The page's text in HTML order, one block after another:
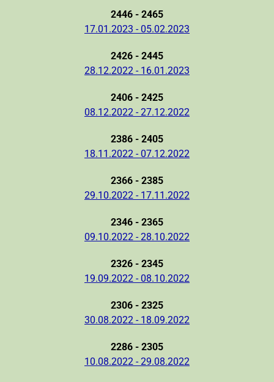
2446 - 2465
17.01.2023 - 05.02.2023
2426 - 2445
28.12.2022 - 16.01.2023
2406 - 2425
08.12.2022 - 27.12.2022
2386 - 2405
18.11.2022 - 07.12.2022
2366 - 2385
29.10.2022 - 17.11.2022
2346 - 2365
09.10.2022 - 28.10.2022
2326 - 2345
19.09.2022 - 08.10.2022
2306 - 2325
30.08.2022 - 18.09.2022
2286 - 2305
10.08.2022 - 29.08.2022